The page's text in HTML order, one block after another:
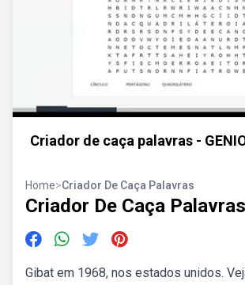
Criador de caça palavras -
Home>Criador De Caça Palavras
Criador De Caça Palavras
Gibat em 1968, nos estados unidos.